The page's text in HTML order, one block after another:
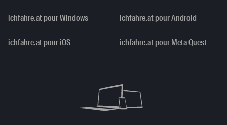
ichfahre.at pour Windows ichfahre.at pour Android
ichfahre.at pour iOS ichfahre.at pour Meta Quest